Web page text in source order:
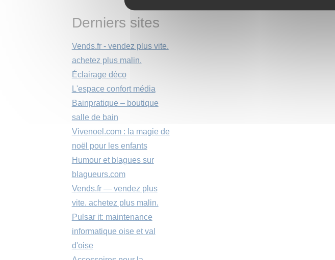
Derniers sites
Vends.fr - vendez plus vite.
achetez plus malin.
Éclairage déco
L'espace confort média
Bainpratique – boutique
salle de bain
Vivenoel.com : la magie de
noël pour les enfants
Humour et blagues sur
blagueurs.com
Vends.fr — vendez plus
vite. achetez plus malin.
Pulsar it: maintenance
informatique oise et val
d'oise